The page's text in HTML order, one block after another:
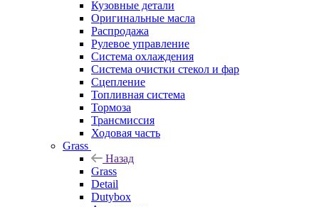
Кузовные детали
Оригинальные масла
Распродажа
Рулевое управление
Система охлаждения
Система очистки стекол и фар
Сцепление
Топливная система
Тормоза
Трансмиссия
Ходовая часть
Grass
Назад
Grass
Detail
Dutybox